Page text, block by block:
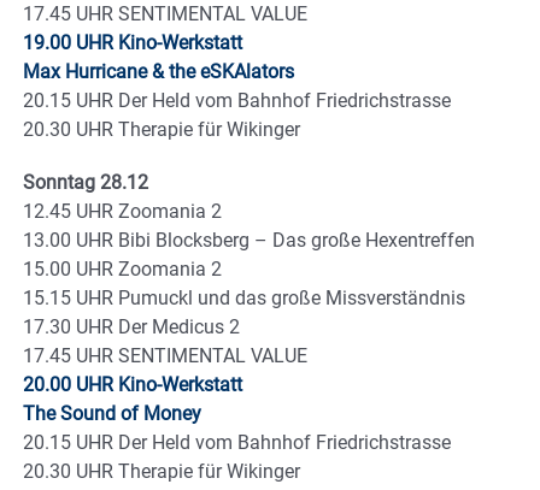
17.45 UHR SENTIMENTAL VALUE
19.00 UHR Kino-Werkstatt
Max Hurricane & the eSKAlators
20.15 UHR Der Held vom Bahnhof Friedrichstrasse
20.30 UHR Therapie für Wikinger
Sonntag 28.12
12.45 UHR Zoomania 2
13.00 UHR Bibi Blocksberg – Das große Hexentreffen
15.00 UHR Zoomania 2
15.15 UHR Pumuckl und das große Missverständnis
17.30 UHR Der Medicus 2
17.45 UHR SENTIMENTAL VALUE
20.00 UHR Kino-Werkstatt
The Sound of Money
20.15 UHR Der Held vom Bahnhof Friedrichstrasse
20.30 UHR Therapie für Wikinger